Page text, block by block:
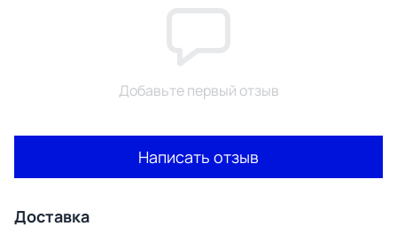
Добавьте первый отзыв
Написать отзыв
Доставка